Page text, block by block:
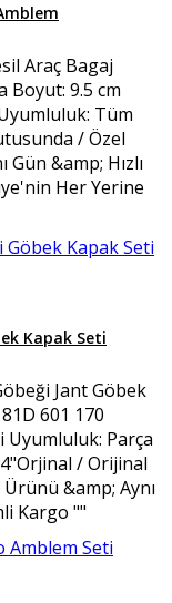
Araç Bagaj
Boyut: 9.5 cm
Tüm
/ Özel
&amp; Hızlı
Her Yerine
Kapak Seti
Jant Göbek
601 170
Uyumluluk: Parça
4"Orjinal / Orijinal
&amp; Aynı
Kargo ""